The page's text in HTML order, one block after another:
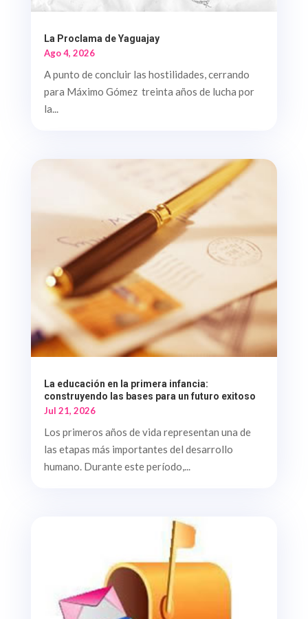
La Proclama de Yaguajay
Ago 4, 2026
A punto de concluir las hostilidades, cerrando
para Máximo Gómez treinta años de lucha por
la...
La educación en la primera infancia:
construyendo las bases para un futuro exitoso
Jul 21, 2026
Los primeros años de vida representan una de
las etapas más importantes del desarrollo
humano. Durante este período,...